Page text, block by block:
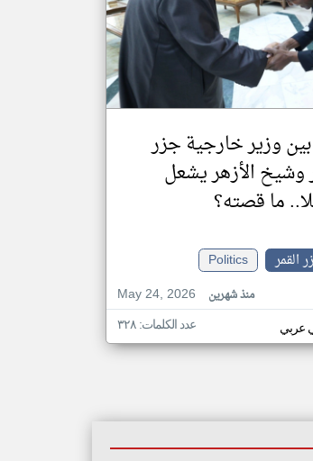
بين وزير خارجية جزر
وشيخ الأزهر يشعل
ما قصته؟
القمر
Politics
May 24, 2026
منذ شهرين
عربي عدد الكلمات: ٣٢٨